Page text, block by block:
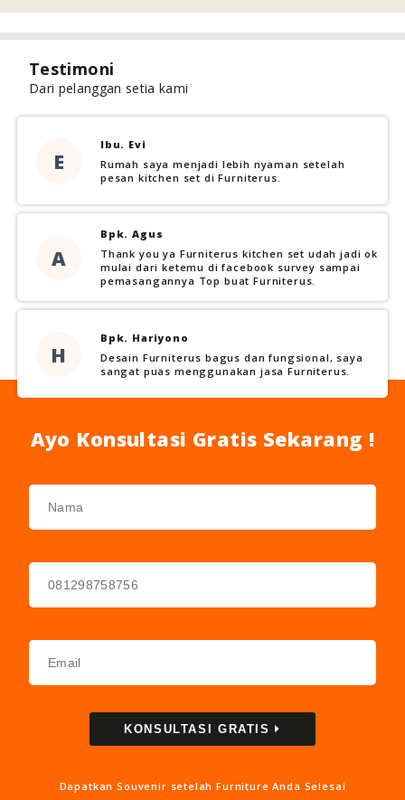
Testimoni
Dari pelanggan setia kami
E
Ibu. Evi
Rumah saya menjadi lebih nyaman setelah
pesan kitchen set di Furniterus.
A
Bpk. Agus
Thank you ya Furniterus kitchen set udah jadi ok
mulai dari ketemu di facebook survey sampai
pemasangannya Top buat Furniterus.
H
Bpk. Hariyono
Desain Furniterus bagus dan fungsional, saya
sangat puas menggunakan jasa Furniterus.
Ayo Konsultasi Gratis Sekarang !
KONSULTASI GRATIS
Dapatkan Souvenir setelah Furniture Anda Selesai